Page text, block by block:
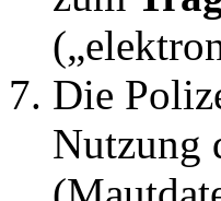
Die
Nutzung